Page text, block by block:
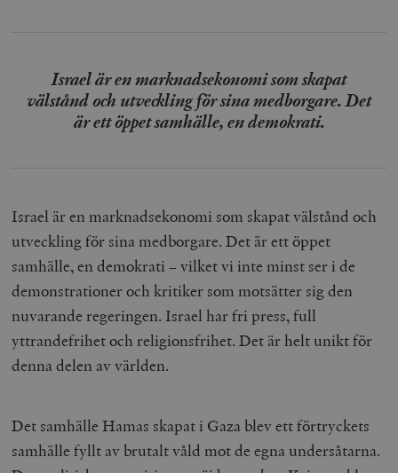
Israel är en marknadsekonomi som skapat
välstånd och utveckling för sina medborgare. Det
är ett öppet samhälle, en demokrati.
Israel är en marknadsekonomi som skapat välstånd och
utveckling för sina medborgare. Det är ett öppet
samhälle, en demokrati – vilket vi inte minst ser i de
demonstrationer och kritiker som motsätter sig den
nuvarande regeringen. Israel har fri press, full
yttrandefrihet och religionsfrihet. Det är helt unikt för
denna delen av världen.
Det samhälle Hamas skapat i Gaza blev ett förtryckets
samhälle fyllt av brutalt våld mot de egna undersåtarna.